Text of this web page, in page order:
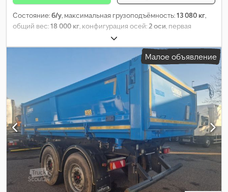
Состояние:б/у, максимальная грузоподъёмность:13 080 кг,
общий вес:18 000 кг , конфигурация осей: 2 оси , первая
, следующая проверка (TÜV):
длина грузового отсека:4 900 мм, ширина пространства для
, высота грузового отсека:1 000 мм, объем
11 м³, Оборудование:ABS
Малое объявление